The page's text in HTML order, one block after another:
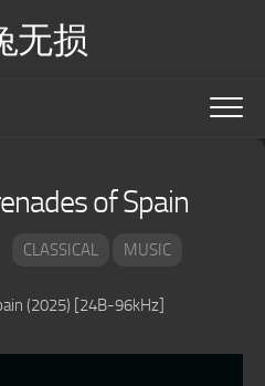
无损
of Spain
CLASSICAL MUSIC
(2025) [24B-96kHz]